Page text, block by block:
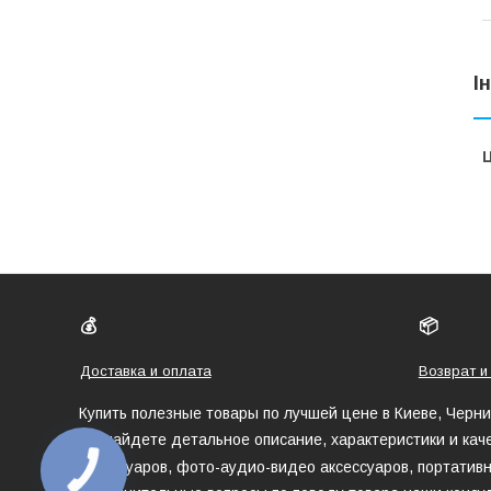
💰
Доставка и оплата
📦
Возврат
Купить полезные товары по лучшей цене в Киеве,
Вы найдете детальное описание, характеристики и
аксессуаров, фото-аудио-видео аксессуаров,